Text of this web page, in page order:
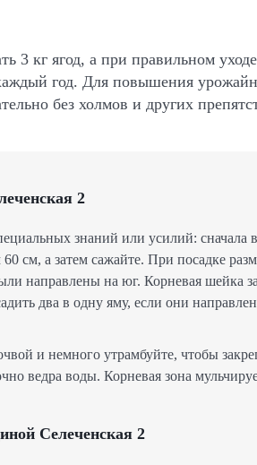
3 кг ягод, а при правильном
год. Для повышения
без холмов и других
2
знаний или усилий:
см, а затем сажайте. При посадке
направлены на юг. Корневая шейка
два в одну яму, если они
и немного утрамбуйте, чтобы
ведра воды. Корневая зона
Селеченская 2